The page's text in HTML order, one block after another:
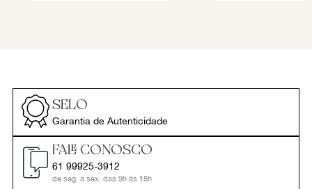
SELO
Garantia de Autenticidade
FALE CONOSCO
61 99925-3912
de seg. a sex. das 9h às 18h